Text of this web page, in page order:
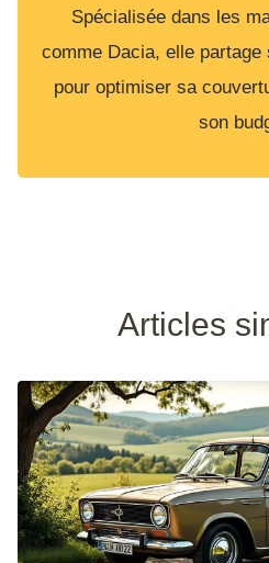
Spécialisée dans les
comme Dacia, elle
pour optimiser sa
son
Articles